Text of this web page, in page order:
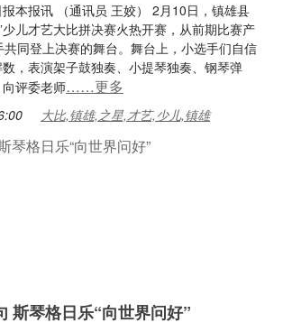
本报讯 （通讯员 王姣） 2月10日，镇雄县
少儿才艺大比拼决赛火热开赛，从前期比赛产
同登上决赛的舞台。舞台上，小选手们自信
，表演架子鼓独奏、小提琴独奏、钢琴弹
评委老师……更多
大比,镇雄,之星,才艺,少儿,镇雄
斯琴格日乐“向世界问好”